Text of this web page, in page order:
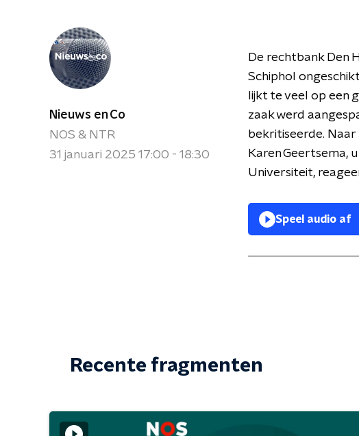
Nieuws en Co
NOS & NTR
31 januari 2025 17:00 - 18:30
De rechtbank Den
Schiphol
lijkt te veel op een
zaak werd
bekritiseerde.
Karen Geertsema,
Universiteit,
Speel audio af
Recente fragmenten